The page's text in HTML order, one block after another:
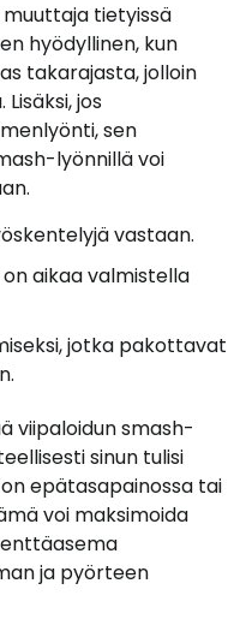
tietyissä
hyödyllinen, kun
takarajasta, jolloin
jos
sen
lyönnillä voi
vastaan.
aikaa valmistella
jotka pakottavat
viipaloidun smash-
sinun tulisi
epätasapainossa tai
voi maksimoida
ja pyörteen